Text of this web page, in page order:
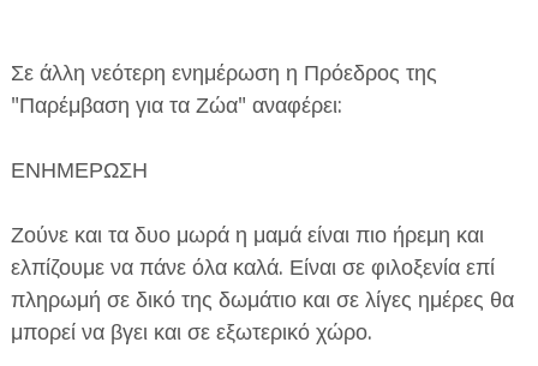
Σε άλλη νεότερη ενημέρωση η Πρόεδρος της
"Παρέμβαση για τα Ζώα" αναφέρει:
ΕΝΗΜΕΡΩΣΗ
Ζούνε και τα δυο μωρά η μαμά είναι πιο ήρεμη και
ελπίζουμε να πάνε όλα καλά. Είναι σε φιλοξενία επί
πληρωμή σε δικό της δωμάτιο και σε λίγες ημέρες θα
μπορεί να βγει και σε εξωτερικό χώρο.